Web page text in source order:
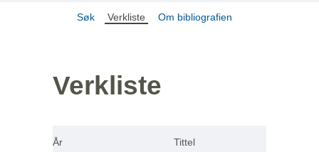
Søk Verkliste Om bibliografien
Verkliste
År Tittel